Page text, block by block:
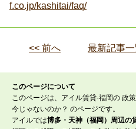
f.co.jp/kashitai/faq/
<< 前へ 最新記事
このページについて
このページは、アイル賃貸-福岡の 政
今じゃないのか？ のページです。
アイルでは博多・天神（福岡）周辺の